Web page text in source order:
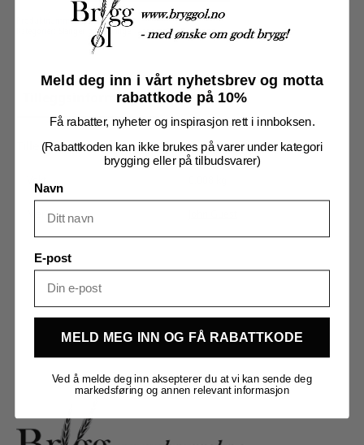
Produktnummer:510001
Slanger og koblinger Tapping og servering
Tilleggsinformasjon Omtaler (0)
Tilleggsinformasjon
Merker
Meld deg inn i vårt nyhetsbrev og motta
rabattkode på 10%
Få rabatter, nyheter og inspirasjon rett i innboksen.
(Rabattkoden kan ikke brukes på varer under kategori
brygging eller på tilbudsvarer)
Navn
E-post
MELD MEG INN OG FÅ RABATTKODE
Ved å melde deg inn aksepterer du at vi kan sende deg
markedsføring og annen relevant informasjon